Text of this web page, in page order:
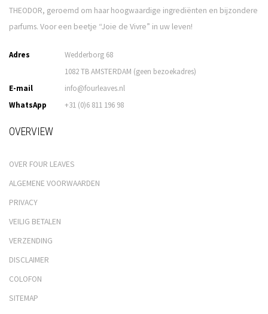
THEODOR, geroemd om haar hoogwaardige ingrediënten en bijzondere
parfums. Voor een beetje “Joie de Vivre” in uw leven!
Adres
Wedderborg 68
1082 TB AMSTERDAM (geen bezoekadres)
E-mail
info@fourleaves.nl
WhatsApp
+31 (0)6 811 196 98
OVERVIEW
OVER FOUR LEAVES
ALGEMENE VOORWAARDEN
PRIVACY
VEILIG BETALEN
VERZENDING
DISCLAIMER
COLOFON
SITEMAP